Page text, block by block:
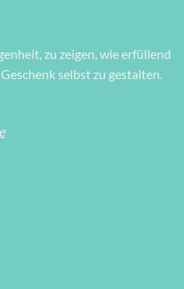
zu zeigen, wie erfüllend
selbst zu gestalten.